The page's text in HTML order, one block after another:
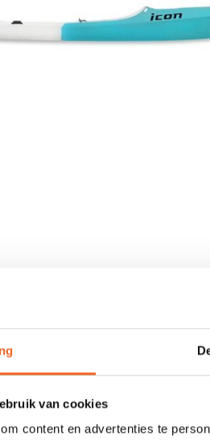
van cookies
content en advertenties te
voor de lifesaving sport. Dit model
een boei-turn snel gemaakt is.
uitvoering, de G2 is iets minder
de Elite uitvoering kan getest worden